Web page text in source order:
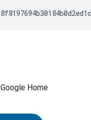
Google Home